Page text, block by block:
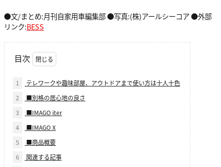
●文/まとめ:月刊自家用車編集部 ●写真:(株)アールシーコア ●外部
リンク:BESS
目次
1
テレワークや趣味部屋、アウトドアまで使い方は十人十色
2
■別格の居心地の良さ
3
■IMAGO iter
4
■IMAGO X
5
■商品概要
6
関連する記事